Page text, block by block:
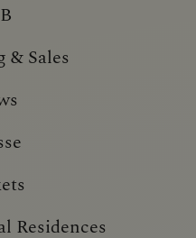
& Sales
Residences